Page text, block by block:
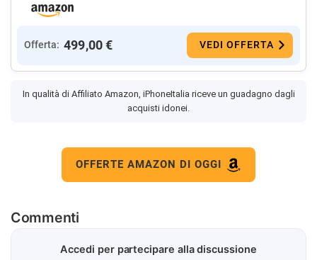
Offerta: 499,00 € VEDI OFFERTA
In qualità di Affiliato Amazon, iPhoneItalia riceve un guadagno dagli
acquisti idonei.
OFFERTE AMAZON DI OGGI
Commenti
Accedi per partecipare alla discussione